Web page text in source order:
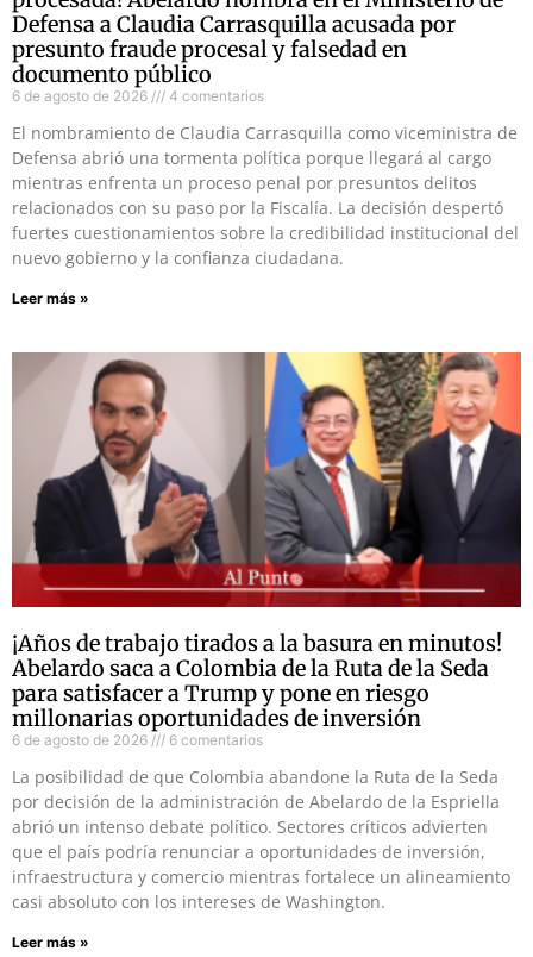
Defensa a Claudia Carrasquilla acusada por
presunto fraude procesal y falsedad en
documento público
6 de agosto de 2026 4 comentarios
El nombramiento de Claudia Carrasquilla como viceministra de
Defensa abrió una tormenta política porque llegará al cargo
mientras enfrenta un proceso penal por presuntos delitos
relacionados con su paso por la Fiscalía. La decisión despertó
fuertes cuestionamientos sobre la credibilidad institucional del
nuevo gobierno y la confianza ciudadana.
Leer más »
¡Años de trabajo tirados a la basura en minutos!
Abelardo saca a Colombia de la Ruta de la Seda
para satisfacer a Trump y pone en riesgo
millonarias oportunidades de inversión
6 de agosto de 2026 6 comentarios
La posibilidad de que Colombia abandone la Ruta de la Seda
por decisión de la administración de Abelardo de la Espriella
abrió un intenso debate político. Sectores críticos advierten
que el país podría renunciar a oportunidades de inversión,
infraestructura y comercio mientras fortalece un alineamiento
casi absoluto con los intereses de Washington.
Leer más »